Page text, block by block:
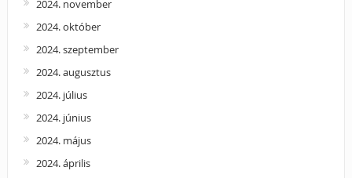
2024. november
2024. október
2024. szeptember
2024. augusztus
2024. július
2024. június
2024. május
2024. április